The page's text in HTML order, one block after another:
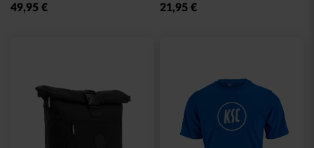
49,95 € 21,95 €